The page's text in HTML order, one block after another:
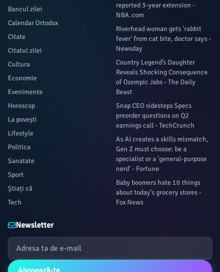
Bancul zilei
Calendar Ortodox
Citate
Citatul zilei
Cultura
Economie
Evenimente
Horoscop
La povești
Lifestyle
Politica
Sanatate
Sport
Știați că
Tech
reported 3-year extension -
NBA.com
Riverhead woman gets 'rabbit
fever' from cat bite, doctor says -
Newsday
Country Legend’s Daughter
Reveals Shocking Consequence
of Ozempic Jabs - The Daily
Beast
Snap CEO sidesteps Specs
preorder questions on Q2
earnings call - TechCrunch
As AI creates a skills mismatch,
Gen Z must choose: be a
specialist or a 'general-purpose
nerd' - Fortune
Baby boomers hate 10 things
about today's grocery stores -
Fox News
Newsletter